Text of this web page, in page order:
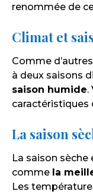
renommée de
Climat et
Comme
à deux saisons
saison humide.
caractéristiques
La saison
La saison
comme la
Les